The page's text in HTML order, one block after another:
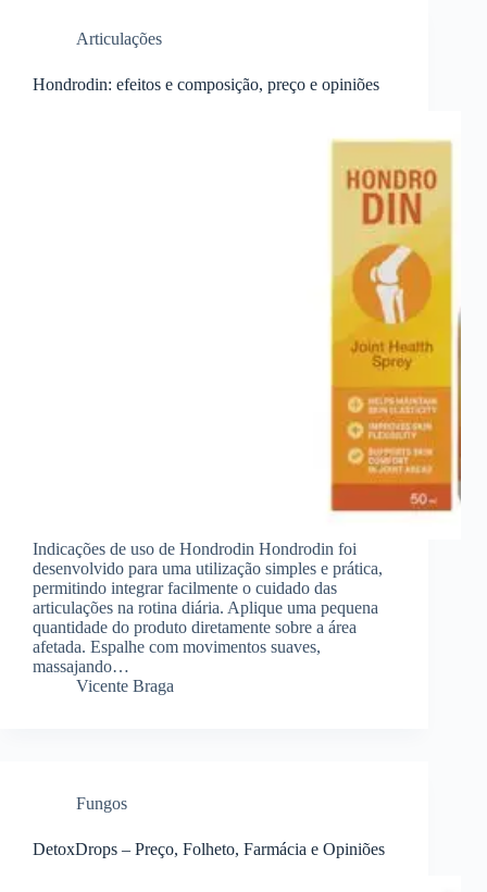
Articulações
Hondrodin: efeitos e composição, preço e opiniões
Indicações de uso de Hondrodin Hondrodin foi
desenvolvido para uma utilização simples e prática,
permitindo integrar facilmente o cuidado das
articulações na rotina diária. Aplique uma pequena
quantidade do produto diretamente sobre a área
afetada. Espalhe com movimentos suaves,
massajando…
Vicente Braga
Fungos
DetoxDrops – Preço, Folheto, Farmácia e Opiniões